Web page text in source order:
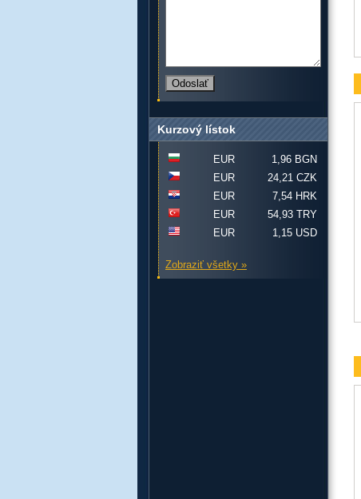
Kurzový lístok
EUR
1,96 BGN
EUR
24,21 CZK
EUR
7,54 HRK
EUR
54,93 TRY
EUR
1,15 USD
Zobraziť všetky »